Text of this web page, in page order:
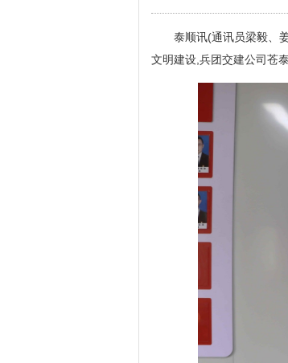
泰顺讯(通讯员梁毅、
文明建设,兵团交建公司苍